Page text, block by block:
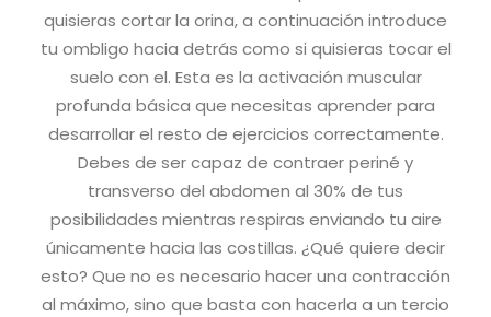
quisieras cortar la orina, a continuación introduce
tu ombligo hacia detrás como si quisieras tocar el
suelo con el. Esta es la activación muscular
profunda básica que necesitas aprender para
desarrollar el resto de ejercicios correctamente.
Debes de ser capaz de contraer periné y
transverso del abdomen al 30% de tus
posibilidades mientras respiras enviando tu aire
únicamente hacia las costillas. ¿Qué quiere decir
esto? Que no es necesario hacer una contracción
al máximo, sino que basta con hacerla a un tercio